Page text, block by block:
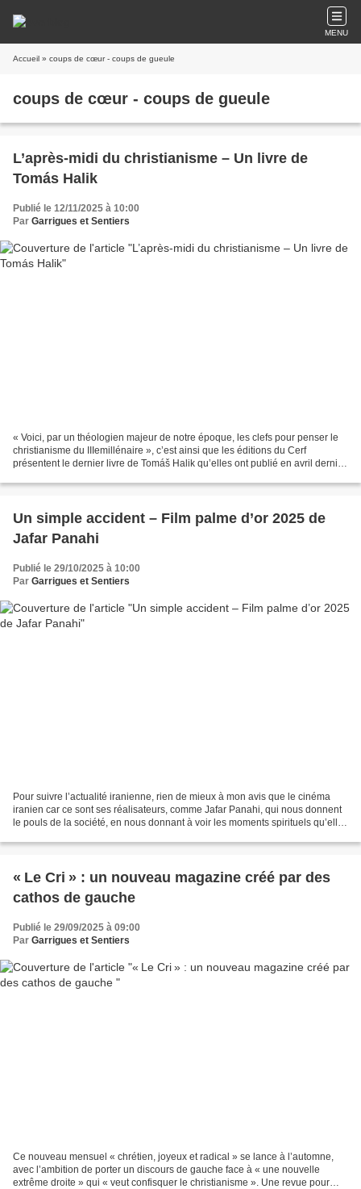
MENU
Accueil » coups de cœur - coups de gueule
coups de cœur - coups de gueule
L’après-midi du christianisme – Un livre de
Tomás Halik
Publié le 12/11/2025 à 10:00
Par Garrigues et Sentiers
« Voici, par un théologien majeur de notre époque, les clefs pour penser le
christianisme du IIIemillénaire », c’est ainsi que les éditions du Cerf
présentent le dernier livre de Tomáš Halik qu’elles ont publié en avril dernier
Un simple accident – Film palme d’or 2025 de
Jafar Panahi
Publié le 29/10/2025 à 10:00
Par Garrigues et Sentiers
Pour suivre l’actualité iranienne, rien de mieux à mon avis que le cinéma
iranien car ce sont ses réalisateurs, comme Jafar Panahi, qui nous donnent
le pouls de la société, en nous donnant à voir les moments spirituels qu’elle
« Le Cri » : un nouveau magazine créé par des
cathos de gauche
Publié le 29/09/2025 à 09:00
Par Garrigues et Sentiers
Ce nouveau mensuel « chrétien, joyeux et radical » se lance à l’automne,
avec l’ambition de porter un discours de gauche face à « une nouvelle
extrême droite » qui « veut confisquer le christianisme ». Une revue pour